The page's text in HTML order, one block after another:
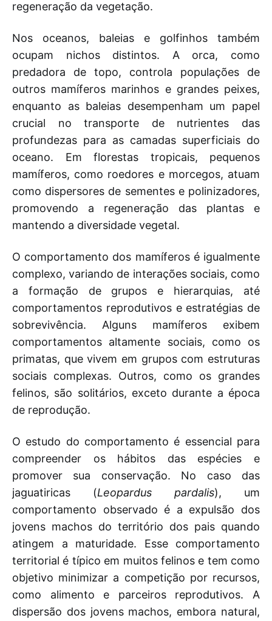
regeneração da vegetação.
Nos oceanos, baleias e golfinhos também
ocupam nichos distintos. A orca, como
predadora de topo, controla populações de
outros mamíferos marinhos e grandes peixes,
enquanto as baleias desempenham um papel
crucial no transporte de nutrientes das
profundezas para as camadas superficiais do
oceano. Em florestas tropicais, pequenos
mamíferos, como roedores e morcegos, atuam
como dispersores de sementes e polinizadores,
promovendo a regeneração das plantas e
mantendo a diversidade vegetal.
O comportamento dos mamíferos é igualmente
complexo, variando de interações sociais, como
a formação de grupos e hierarquias, até
comportamentos reprodutivos e estratégias de
sobrevivência. Alguns mamíferos exibem
comportamentos altamente sociais, como os
primatas, que vivem em grupos com estruturas
sociais complexas. Outros, como os grandes
felinos, são solitários, exceto durante a época
de reprodução.
O estudo do comportamento é essencial para
compreender os hábitos das espécies e
promover sua conservação. No caso das
jaguatiricas (Leopardus pardalis), um
comportamento observado é a expulsão dos
jovens machos do território dos pais quando
atingem a maturidade. Esse comportamento
territorial é típico em muitos felinos e tem como
objetivo minimizar a competição por recursos,
como alimento e parceiros reprodutivos. A
dispersão dos jovens machos, embora natural,